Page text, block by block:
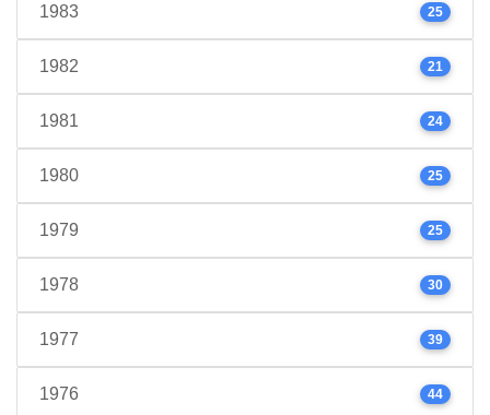
1983 25
1982 21
1981 24
1980 25
1979 25
1978 30
1977 39
1976 44